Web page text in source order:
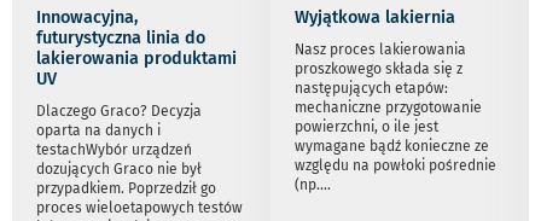
Innowacyjna,
futurystyczna linia do
lakierowania produktami
UV
Dlaczego Graco? Decyzja
oparta na danych i
testachWybór urządzeń
dozujących Graco nie był
przypadkiem. Poprzedził go
proces wieloetapowych testów
Wyjątkowa lakiernia
Nasz proces lakierowania
proszkowego składa się z
następujących etapów:
mechaniczne przygotowanie
powierzchni, o ile jest
wymagane bądź konieczne ze
względu na powłoki pośrednie
(np....